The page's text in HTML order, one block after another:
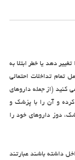
دهد یا خطر ابتلا به
تداخلات احتمالی
کنید (از جمله داروهای
و آن را با پزشک و
دوز داروهای خود را
داشته باشند عبارتند